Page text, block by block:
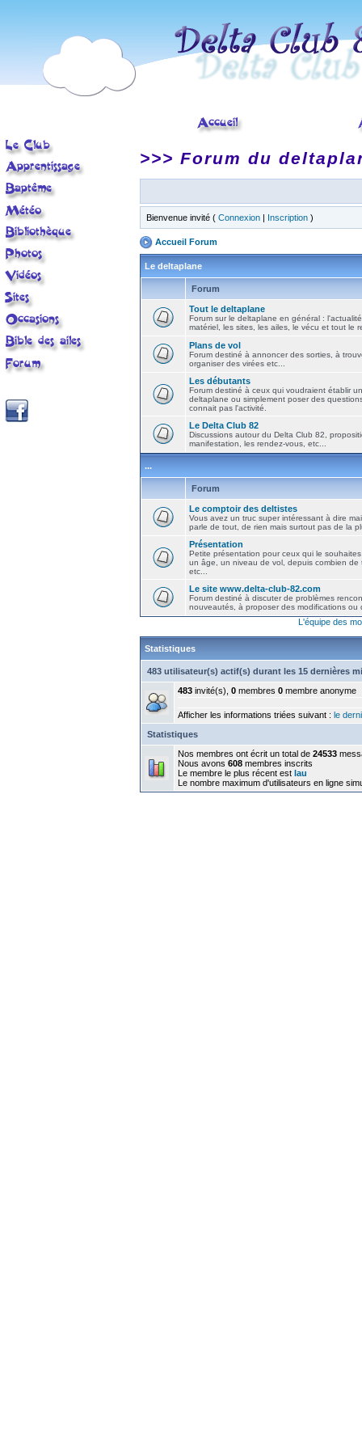
>>> Forum du
Bienvenue invité ( Connexion | Inscription )
Accueil Forum
Le deltaplane
Forum
Tout le deltaplane
Forum sur le deltaplane en général :
matériel, les sites, les ailes, le vécu et tout le
Plans de vol
Forum destiné à annoncer des sorties, à
organiser des virées etc...
Les débutants
Forum destiné à ceux qui voudraient établir
deltaplane ou simplement poser des
connait pas l'activité.
Le Delta Club 82
Discussions autour du Delta Club 82,
manifestation, les rendez-vous, etc...
...
Forum
Le comptoir des deltistes
Vous avez un truc super intéressant à dire
parle de tout, de rien mais surtout pas de la
Présentation
Petite présentation pour ceux qui le
un âge, un niveau de vol, depuis combien de
etc...
Le site www.delta-club-82.com
Forum destiné à discuter de problèmes
nouveautés, à proposer des modifications ou
L'équipe des
Statistiques
483 utilisateur(s) actif(s) durant les 15 dernières
483 invité(s), 0 membres 0 membre anonyme
Afficher les informations triées suivant : le
Statistiques
Nos membres ont écrit un total de 24533
Nous avons 608 membres inscrits
Le membre le plus récent est lau
Le nombre maximum d'utilisateurs en ligne